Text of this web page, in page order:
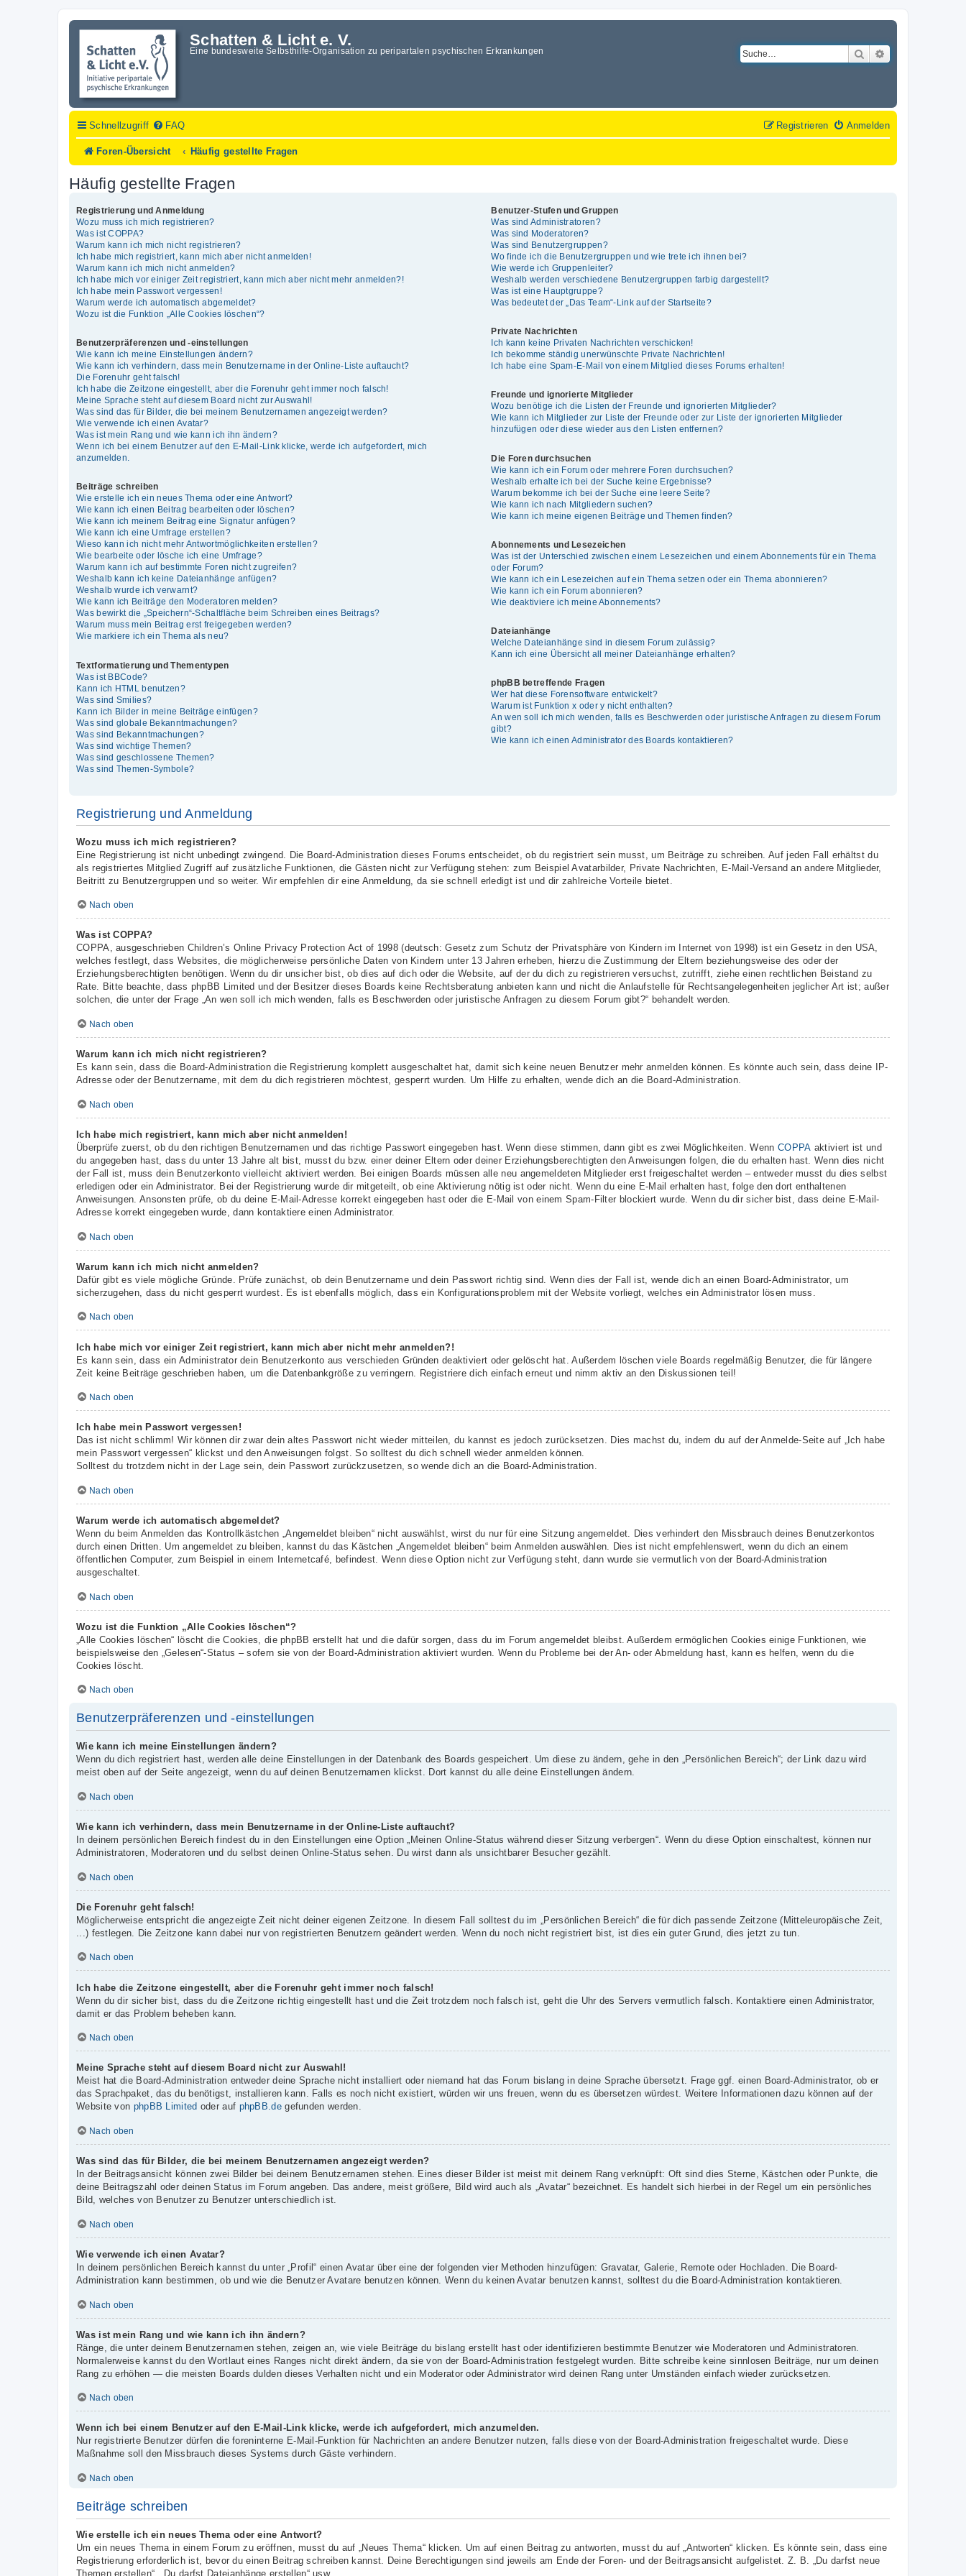
Schatten & Licht e. V.
Eine bundesweite Selbsthilfe-Organisation zu peripartalen psychischen Erkrankungen Suche
Schnellzugriff FAQ Anmelden
Registrieren
Foren-Übersicht Häufig gestellte Fragen
Häufig gestellte Fragen
Registrierung und Anmeldung
Wozu muss ich mich registrieren?
Was ist COPPA?
Warum kann ich mich nicht registrieren?
Ich habe mich registriert, kann mich aber nicht anmelden!
Warum kann ich mich nicht anmelden?
Ich habe mich vor einiger Zeit registriert, kann mich aber nicht mehr anmelden?!
Ich habe mein Passwort vergessen!
Warum werde ich automatisch abgemeldet?
Wozu ist die Funktion „Alle Cookies löschen“?
Benutzerpräferenzen und -einstellungen
Wie kann ich meine Einstellungen ändern?
Wie kann ich verhindern, dass mein Benutzername in der Online-Liste auftaucht?
Die Forenuhr geht falsch!
Ich habe die Zeitzone eingestellt, aber die Forenuhr geht immer noch falsch!
Meine Sprache steht auf diesem Board nicht zur Auswahl!
Was sind das für Bilder, die bei meinem Benutzernamen angezeigt werden?
Wie verwende ich einen Avatar?
Was ist mein Rang und wie kann ich ihn ändern?
Wenn ich bei einem Benutzer auf den E-Mail-Link klicke, werde ich aufgefordert, mich
anzumelden.
Beiträge schreiben
Wie erstelle ich ein neues Thema oder eine Antwort?
Wie kann ich einen Beitrag bearbeiten oder löschen?
Wie kann ich meinem Beitrag eine Signatur anfügen?
Wie kann ich eine Umfrage erstellen?
Wieso kann ich nicht mehr Antwortmöglichkeiten erstellen?
Wie bearbeite oder lösche ich eine Umfrage?
Warum kann ich auf bestimmte Foren nicht zugreifen?
Weshalb kann ich keine Dateianhänge anfügen?
Weshalb wurde ich verwarnt?
Wie kann ich Beiträge den Moderatoren melden?
Was bewirkt die „Speichern“-Schaltfläche beim Schreiben eines Beitrags?
Warum muss mein Beitrag erst freigegeben werden?
Wie markiere ich ein Thema als neu?
Textformatierung und Thementypen
Was ist BBCode?
Kann ich HTML benutzen?
Was sind Smilies?
Kann ich Bilder in meine Beiträge einfügen?
Was sind globale Bekanntmachungen?
Was sind Bekanntmachungen?
Was sind wichtige Themen?
Was sind geschlossene Themen?
Was sind Themen-Symbole?
Benutzer-Stufen und Gruppen
Was sind Administratoren?
Was sind Moderatoren?
Was sind Benutzergruppen?
Wo finde ich die Benutzergruppen und wie trete ich ihnen bei?
Wie werde ich Gruppenleiter?
Weshalb werden verschiedene Benutzergruppen farbig dargestellt?
Was ist eine Hauptgruppe?
Was bedeutet der „Das Team“-Link auf der Startseite?
Private Nachrichten
Ich kann keine Privaten Nachrichten verschicken!
Ich bekomme ständig unerwünschte Private Nachrichten!
Ich habe eine Spam-E-Mail von einem Mitglied dieses Forums erhalten!
Freunde und ignorierte Mitglieder
Wozu benötige ich die Listen der Freunde und ignorierten Mitglieder?
Wie kann ich Mitglieder zur Liste der Freunde oder zur Liste der ignorierten Mitglieder
hinzufügen oder diese wieder aus den Listen entfernen?
Die Foren durchsuchen
Wie kann ich ein Forum oder mehrere Foren durchsuchen?
Weshalb erhalte ich bei der Suche keine Ergebnisse?
Warum bekomme ich bei der Suche eine leere Seite?
Wie kann ich nach Mitgliedern suchen?
Wie kann ich meine eigenen Beiträge und Themen finden?
Abonnements und Lesezeichen
Was ist der Unterschied zwischen einem Lesezeichen und einem Abonnements für ein Thema
oder Forum?
Wie kann ich ein Lesezeichen auf ein Thema setzen oder ein Thema abonnieren?
Wie kann ich ein Forum abonnieren?
Wie deaktiviere ich meine Abonnements?
Dateianhänge
Welche Dateianhänge sind in diesem Forum zulässig?
Kann ich eine Übersicht all meiner Dateianhänge erhalten?
phpBB betreffende Fragen
Wer hat diese Forensoftware entwickelt?
Warum ist Funktion x oder y nicht enthalten?
An wen soll ich mich wenden, falls es Beschwerden oder juristische Anfragen zu diesem Forum
gibt?
Wie kann ich einen Administrator des Boards kontaktieren?
Registrierung und Anmeldung
Wozu muss ich mich registrieren?
Eine Registrierung ist nicht unbedingt zwingend. Die Board-Administration dieses Forums entscheidet, ob du registriert sein musst, um Beiträge zu schreiben. Auf jeden Fall erhältst du
als registriertes Mitglied Zugriff auf zusätzliche Funktionen, die Gästen nicht zur Verfügung stehen: zum Beispiel Avatarbilder, Private Nachrichten, E-Mail-Versand an andere Mitglieder,
Beitritt zu Benutzergruppen und so weiter. Wir empfehlen dir eine Anmeldung, da sie schnell erledigt ist und dir zahlreiche Vorteile bietet.
Nach oben
Was ist COPPA?
COPPA, ausgeschrieben Children’s Online Privacy Protection Act of 1998 (deutsch: Gesetz zum Schutz der Privatsphäre von Kindern im Internet von 1998) ist ein Gesetz in den USA,
welches festlegt, dass Websites, die möglicherweise persönliche Daten von Kindern unter 13 Jahren erheben, hierzu die Zustimmung der Eltern beziehungsweise des oder der
Erziehungsberechtigten benötigen. Wenn du dir unsicher bist, ob dies auf dich oder die Website, auf der du dich zu registrieren versuchst, zutrifft, ziehe einen rechtlichen Beistand zu
Rate. Bitte beachte, dass phpBB Limited und der Besitzer dieses Boards keine Rechtsberatung anbieten kann und nicht die Anlaufstelle für Rechtsangelegenheiten jeglicher Art ist; außer
solchen, die unter der Frage „An wen soll ich mich wenden, falls es Beschwerden oder juristische Anfragen zu diesem Forum gibt?“ behandelt werden.
Nach oben
Warum kann ich mich nicht registrieren?
Es kann sein, dass die Board-Administration die Registrierung komplett ausgeschaltet hat, damit sich keine neuen Benutzer mehr anmelden können. Es könnte auch sein, dass deine IP-
Adresse oder der Benutzername, mit dem du dich registrieren möchtest, gesperrt wurden. Um Hilfe zu erhalten, wende dich an die Board-Administration.
Nach oben
Ich habe mich registriert, kann mich aber nicht anmelden!
Überprüfe zuerst, ob du den richtigen Benutzernamen und das richtige Passwort eingegeben hast. Wenn diese stimmen, dann gibt es zwei Möglichkeiten. Wenn COPPA aktiviert ist und
du angegeben hast, dass du unter 13 Jahre alt bist, musst du bzw. einer deiner Eltern oder deiner Erziehungsberechtigten den Anweisungen folgen, die du erhalten hast. Wenn dies nicht
der Fall ist, muss dein Benutzerkonto vielleicht aktiviert werden. Bei einigen Boards müssen alle neu angemeldeten Mitglieder erst freigeschaltet werden – entweder musst du dies selbst
erledigen oder ein Administrator. Bei der Registrierung wurde dir mitgeteilt, ob eine Aktivierung nötig ist oder nicht. Wenn du eine E-Mail erhalten hast, folge den dort enthaltenen
Anweisungen. Ansonsten prüfe, ob du deine E-Mail-Adresse korrekt eingegeben hast oder die E-Mail von einem Spam-Filter blockiert wurde. Wenn du dir sicher bist, dass deine E-Mail-
Adresse korrekt eingegeben wurde, dann kontaktiere einen Administrator.
Nach oben
Warum kann ich mich nicht anmelden?
Dafür gibt es viele mögliche Gründe. Prüfe zunächst, ob dein Benutzername und dein Passwort richtig sind. Wenn dies der Fall ist, wende dich an einen Board-Administrator, um
sicherzugehen, dass du nicht gesperrt wurdest. Es ist ebenfalls möglich, dass ein Konfigurationsproblem mit der Website vorliegt, welches ein Administrator lösen muss.
Nach oben
Ich habe mich vor einiger Zeit registriert, kann mich aber nicht mehr anmelden?!
Es kann sein, dass ein Administrator dein Benutzerkonto aus verschieden Gründen deaktiviert oder gelöscht hat. Außerdem löschen viele Boards regelmäßig Benutzer, die für längere
Zeit keine Beiträge geschrieben haben, um die Datenbankgröße zu verringern. Registriere dich einfach erneut und nimm aktiv an den Diskussionen teil!
Nach oben
Ich habe mein Passwort vergessen!
Das ist nicht schlimm! Wir können dir zwar dein altes Passwort nicht wieder mitteilen, du kannst es jedoch zurücksetzen. Dies machst du, indem du auf der Anmelde-Seite auf „Ich habe
mein Passwort vergessen“ klickst und den Anweisungen folgst. So solltest du dich schnell wieder anmelden können.
Solltest du trotzdem nicht in der Lage sein, dein Passwort zurückzusetzen, so wende dich an die Board-Administration.
Nach oben
Warum werde ich automatisch abgemeldet?
Wenn du beim Anmelden das Kontrollkästchen „Angemeldet bleiben“ nicht auswählst, wirst du nur für eine Sitzung angemeldet. Dies verhindert den Missbrauch deines Benutzerkontos
durch einen Dritten. Um angemeldet zu bleiben, kannst du das Kästchen „Angemeldet bleiben“ beim Anmelden auswählen. Dies ist nicht empfehlenswert, wenn du dich an einem
öffentlichen Computer, zum Beispiel in einem Internetcafé, befindest. Wenn diese Option nicht zur Verfügung steht, dann wurde sie vermutlich von der Board-Administration
ausgeschaltet.
Nach oben
Wozu ist die Funktion „Alle Cookies löschen“?
„Alle Cookies löschen“ löscht die Cookies, die phpBB erstellt hat und die dafür sorgen, dass du im Forum angemeldet bleibst. Außerdem ermöglichen Cookies einige Funktionen, wie
beispielsweise den „Gelesen“-Status – sofern sie von der Board-Administration aktiviert wurden. Wenn du Probleme bei der An- oder Abmeldung hast, kann es helfen, wenn du die
Cookies löscht.
Nach oben
Benutzerpräferenzen und -einstellungen
Wie kann ich meine Einstellungen ändern?
Wenn du dich registriert hast, werden alle deine Einstellungen in der Datenbank des Boards gespeichert. Um diese zu ändern, gehe in den „Persönlichen Bereich“; der Link dazu wird
meist oben auf der Seite angezeigt, wenn du auf deinen Benutzernamen klickst. Dort kannst du alle deine Einstellungen ändern.
Nach oben
Wie kann ich verhindern, dass mein Benutzername in der Online-Liste auftaucht?
In deinem persönlichen Bereich findest du in den Einstellungen eine Option „Meinen Online-Status während dieser Sitzung verbergen“. Wenn du diese Option einschaltest, können nur
Administratoren, Moderatoren und du selbst deinen Online-Status sehen. Du wirst dann als unsichtbarer Besucher gezählt.
Nach oben
Die Forenuhr geht falsch!
Möglicherweise entspricht die angezeigte Zeit nicht deiner eigenen Zeitzone. In diesem Fall solltest du im „Persönlichen Bereich“ die für dich passende Zeitzone (Mitteleuropäische Zeit,
...) festlegen. Die Zeitzone kann dabei nur von registrierten Benutzern geändert werden. Wenn du noch nicht registriert bist, ist dies ein guter Grund, dies jetzt zu tun.
Nach oben
Ich habe die Zeitzone eingestellt, aber die Forenuhr geht immer noch falsch!
Wenn du dir sicher bist, dass du die Zeitzone richtig eingestellt hast und die Zeit trotzdem noch falsch ist, geht die Uhr des Servers vermutlich falsch. Kontaktiere einen Administrator,
damit er das Problem beheben kann.
Nach oben
Meine Sprache steht auf diesem Board nicht zur Auswahl!
Meist hat die Board-Administration entweder deine Sprache nicht installiert oder niemand hat das Forum bislang in deine Sprache übersetzt. Frage ggf. einen Board-Administrator, ob er
das Sprachpaket, das du benötigst, installieren kann. Falls es noch nicht existiert, würden wir uns freuen, wenn du es übersetzen würdest. Weitere Informationen dazu können auf der
Website von phpBB Limited oder auf phpBB.degefunden werden.
Nach oben
Was sind das für Bilder, die bei meinem Benutzernamen angezeigt werden?
In der Beitragsansicht können zwei Bilder bei deinem Benutzernamen stehen. Eines dieser Bilder ist meist mit deinem Rang verknüpft: Oft sind dies Sterne, Kästchen oder Punkte, die
deine Beitragszahl oder deinen Status im Forum angeben. Das andere, meist größere, Bild wird auch als „Avatar“ bezeichnet. Es handelt sich hierbei in der Regel um ein persönliches
Bild, welches von Benutzer zu Benutzer unterschiedlich ist.
Nach oben
Wie verwende ich einen Avatar?
In deinem persönlichen Bereich kannst du unter „Profil“ einen Avatar über eine der folgenden vier Methoden hinzufügen: Gravatar, Galerie, Remote oder Hochladen. Die Board-
Administration kann bestimmen, ob und wie die Benutzer Avatare benutzen können. Wenn du keinen Avatar benutzen kannst, solltest du die Board-Administration kontaktieren.
Nach oben
Was ist mein Rang und wie kann ich ihn ändern?
Ränge, die unter deinem Benutzernamen stehen, zeigen an, wie viele Beiträge du bislang erstellt hast oder identifizieren bestimmte Benutzer wie Moderatoren und Administratoren.
Normalerweise kannst du den Wortlaut eines Ranges nicht direkt ändern, da sie von der Board-Administration festgelegt wurden. Bitte schreibe keine sinnlosen Beiträge, nur um deinen
Rang zu erhöhen — die meisten Boards dulden dieses Verhalten nicht und ein Moderator oder Administrator wird deinen Rang unter Umständen einfach wieder zurücksetzen.
Nach oben
Wenn ich bei einem Benutzer auf den E-Mail-Link klicke, werde ich aufgefordert, mich anzumelden.
Nur registrierte Benutzer dürfen die foreninterne E-Mail-Funktion für Nachrichten an andere Benutzer nutzen, falls diese von der Board-Administration freigeschaltet wurde. Diese
Maßnahme soll den Missbrauch dieses Systems durch Gäste verhindern.
Nach oben
Beiträge schreiben
Wie erstelle ich ein neues Thema oder eine Antwort?
Um ein neues Thema in einem Forum zu eröffnen, musst du auf „Neues Thema“ klicken. Um auf einen Beitrag zu antworten, musst du auf „Antworten“ klicken. Es könnte sein, dass eine
Registrierung erforderlich ist, bevor du einen Beitrag schreiben kannst. Deine Berechtigungen sind jeweils am Ende der Foren- und der Beitragsansicht aufgelistet. Z. B. „Du darfst neue
Themen erstellen“, „Du darfst Dateianhänge erstellen“ usw.